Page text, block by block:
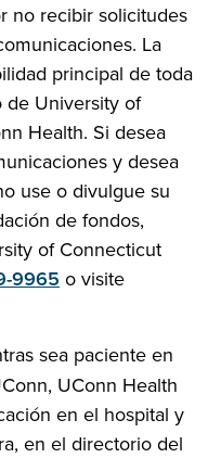
no recibir solicitudes
La
principal de toda
de University of
Health. Si desea
y desea
use o divulgue su
de fondos,
of Connecticut
9965 o visite
sea paciente en
UConn Health
en el hospital y
en el directorio del